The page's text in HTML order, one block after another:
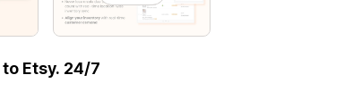
Etsy. 24/7